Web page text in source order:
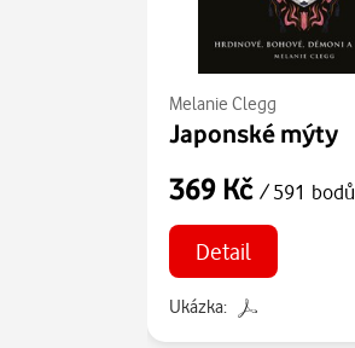
Melanie Clegg
Japonské mýty
369 Kč / 591 bodů
Detail
Ukázka: